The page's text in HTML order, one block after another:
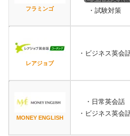
フラミンゴ
・試験対策
レアジョブ
・ビジネス英会
MONEY ENGLISH
・日常英会話
・ビジネス英会